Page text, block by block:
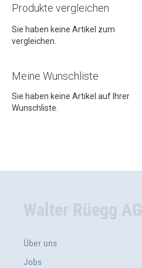
Produkte vergleichen
Sie haben keine Artikel zum
vergleichen.
Meine Wunschliste
Sie haben keine Artikel auf Ihrer
Wunschliste.
Walter Rüegg AG
Über uns
Jobs